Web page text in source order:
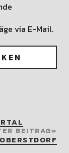
via E-Mail.
BEITRAG